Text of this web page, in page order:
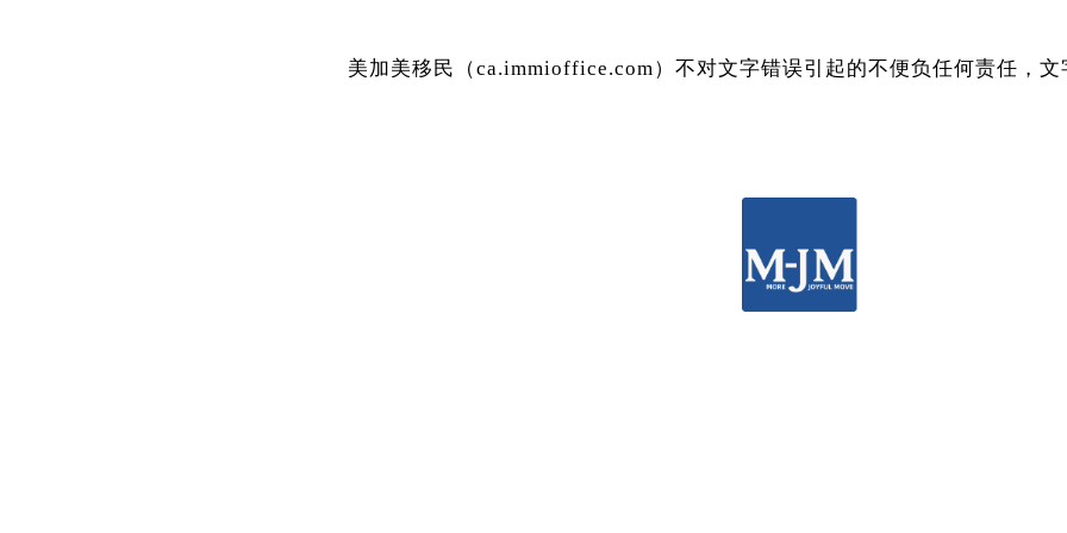
美加美移民（ca.immioffice.com）不对文字错误引起的不便负任何责任，文